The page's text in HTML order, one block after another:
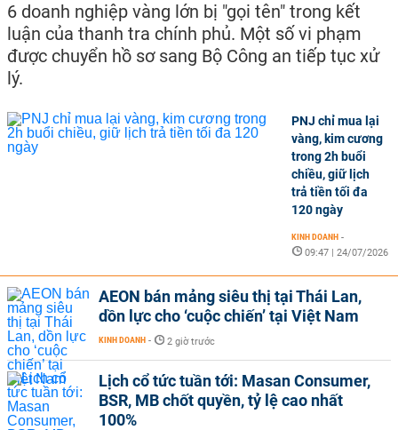
6 doanh nghiệp vàng lớn bị "gọi tên" trong kết
luận của thanh tra chính phủ. Một số vi phạm
được chuyển hồ sơ sang Bộ Công an tiếp tục xử
lý.
PNJ chỉ mua lại
vàng, kim cương
trong 2h buổi
chiều, giữ lịch
trả tiền tối đa
120 ngày
KINH DOANH -
09:47 | 24/07/2026
AEON bán mảng siêu thị tại Thái Lan,
dồn lực cho ‘cuộc chiến’ tại Việt Nam
KINH DOANH - 2 giờ trước
Lịch cổ tức tuần tới: Masan Consumer,
BSR, MB chốt quyền, tỷ lệ cao nhất
100%